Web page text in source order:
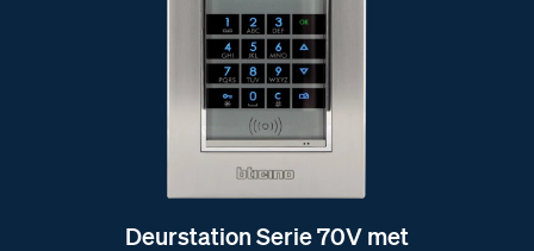
Deurstation Serie 70V met